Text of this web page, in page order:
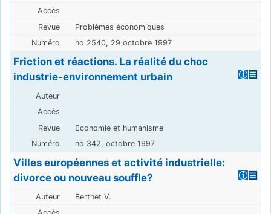
Problèmes économiques
no 2540, 29 octobre 1997
Friction et réactions. La réalité du choc
industrie-environnement urbain
Economie et humanisme
no 342, octobre 1997
Villes européennes et activité industrielle:
divorce ou nouveau souffle?
Berthet V.